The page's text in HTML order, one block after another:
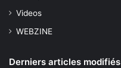
Videos
WEBZINE
Derniers articles modifiés